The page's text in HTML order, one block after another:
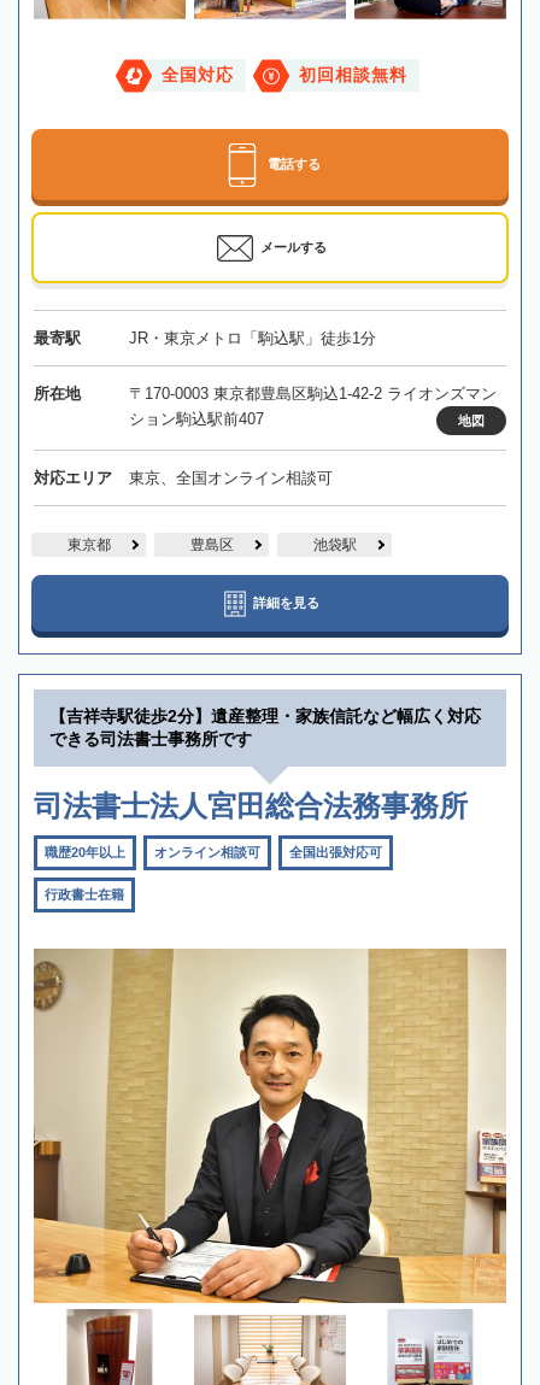
全国対応 初回相談無料
電話する
メールする
最寄駅 JR・東京メトロ「駒込駅」徒歩1分
所在地
〒170-0003 東京都豊島区駒込1-42-2 ライオンズマン
ション駒込駅前407
地図
対応エリア 東京、全国オンライン相談可
東京都 豊島区 池袋駅
詳細を見る
【吉祥寺駅徒歩2分】遺産整理・家族信託など幅広く対応
できる司法書士事務所です
司法書士法人宮田総合法務事務所
職歴20年以上 オンライン相談可 全国出張対応可
行政書士在籍